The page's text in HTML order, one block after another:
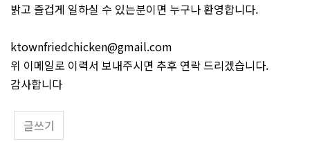
밝고 즐겁게 일하실 수 있는분이면 누구나 환영합니다.
ktownfriedchicken@gmail.com
위 이메일로 이력서 보내주시면 추후 연락 드리겠습니다.
감사합니다
글쓰기